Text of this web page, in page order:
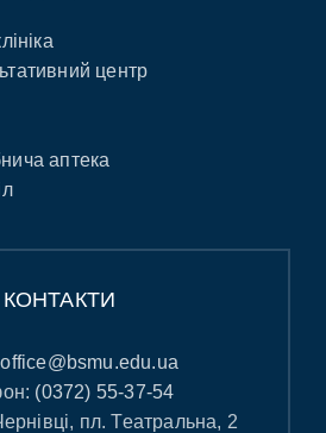
центр
аптека
КОНТАКТИ
office@bsmu.edu.ua
(0372) 55-37-54
пл. Театральна, 2